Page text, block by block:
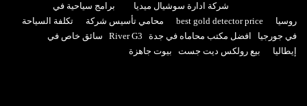
شركة ادارة سوشيال ميديا
برامج سياحية في
روسيا
best gold detector price محامي تأسيس شركة
تكلفة السياحة
في جورجيا
افضل مكتب محاماه في جدة River G3
سائق خاص في
إيطاليا
بيع رولكس ديت جست بيوت جاهزة